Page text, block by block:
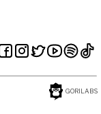
GORILABS